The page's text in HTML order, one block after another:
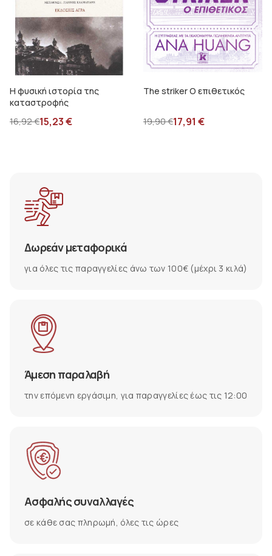
Η φυσική ιστορία της
καταστροφής
16,92€15,23€
The striker Ο επιθετικός
19,90€17,91 €
Δωρεάν μεταφορικά
για όλες τις παραγγελίες άνω των 100€ (μέχρι 3 κιλά)
Άμεση παραλαβή
την επόμενη εργάσιμη, για παραγγελίες έως τις 12:00
Ασφαλής συναλλαγές
σε κάθε σας πληρωμή, όλες τις ώρες